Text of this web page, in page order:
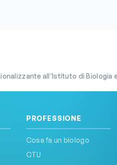
all’Istituto di Biologia e
PROFESSIONE
Cosa fa un biologo
CTU